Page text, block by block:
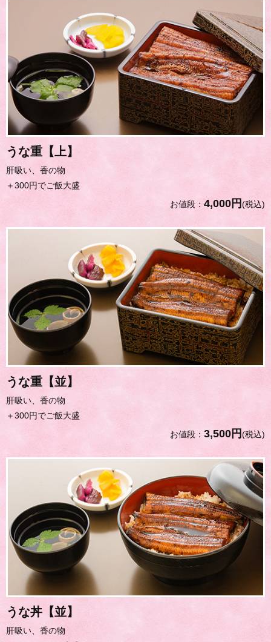
うな重【上】
肝吸い、香の物
＋300円でご飯大盛
お値段： 4,000円(税込)
うな重【並】
肝吸い、香の物
＋300円でご飯大盛
お値段： 3,500円(税込)
うな丼【並】
肝吸い、香の物